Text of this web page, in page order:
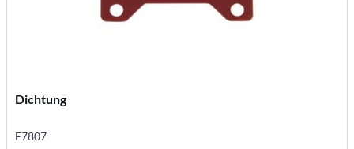
Dichtung
E7807